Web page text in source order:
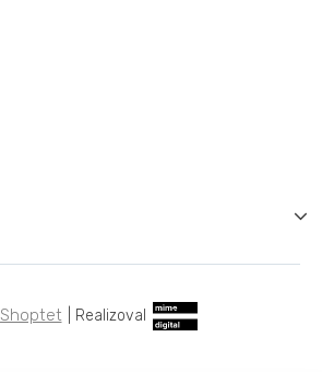
Shoptet Realizoval